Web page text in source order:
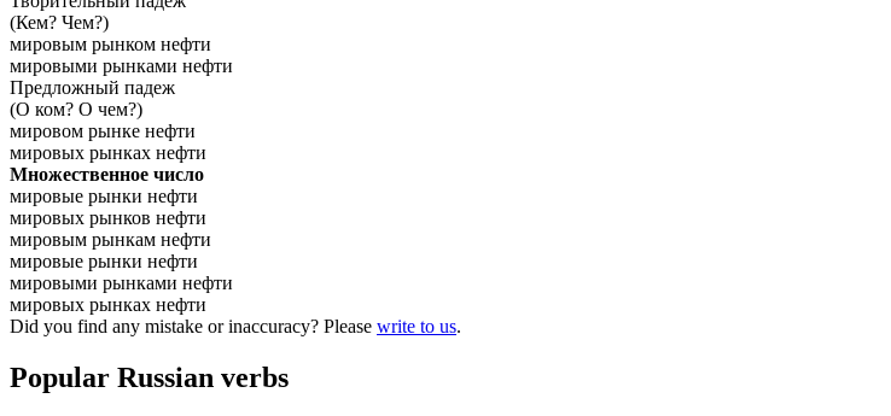
(Кем? Чем?)
мировым рынком нефти
мировыми рынками нефти
Предложный падеж
(О ком? О чем?)
мировом рынке нефти
мировых рынках нефти
Множественное число
мировые рынки нефти
мировых рынков нефти
мировым рынкам нефти
мировые рынки нефти
мировыми рынками нефти
мировых рынках нефти
Did you find any mistake or inaccuracy? Please write to us.
Popular Russian verbs